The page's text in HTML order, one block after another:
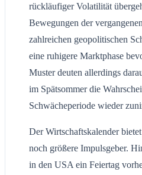
rückläufiger Volatilität
Bewegungen der
zahlreichen geopolitischen
eine ruhigere Marktphase
Muster deuten allerdings
im Spätsommer die
Schwächeperiode wieder
Der Wirtschaftskalender
noch größere Impulsgeber.
in den USA ein Feiertag